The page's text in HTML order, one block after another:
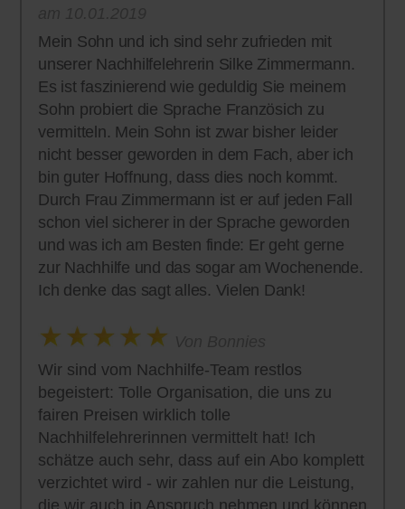
Mein Sohn und ich sind sehr zufrieden mit
unserer Nachhilfelehrerin Silke Zimmermann.
Es ist faszinierend wie geduldig Sie meinem
Sohn probiert die Sprache Französich zu
vermitteln. Mein Sohn ist zwar bisher leider
nicht besser geworden in dem Fach, aber ich
bin guter Hoffnung, dass dies noch kommt.
Durch Frau Zimmermann ist er auf jeden Fall
schon viel sicherer in der Sprache geworden
und was ich am Besten finde: Er geht gerne
zur Nachhilfe und das sogar am Wochenende.
Ich denke das sagt alles. Vielen Dank!
Wir sind vom Nachhilfe-Team restlos
begeistert: Tolle Organisation, die uns zu
fairen Preisen wirklich tolle
Nachhilfelehrerinnen vermittelt hat! Ich
schätze auch sehr, dass auf ein Abo komplett
verzichtet wird - wir zahlen nur die Leistung,